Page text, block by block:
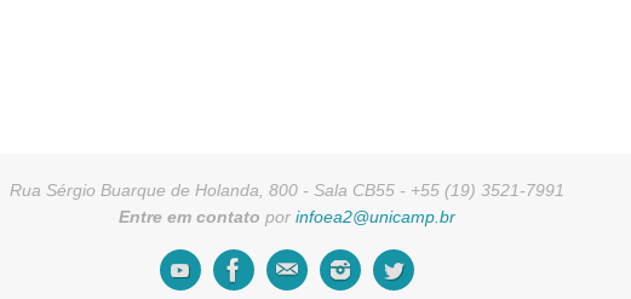
Rua Sérgio Buarque de Holanda, 800 - Sala CB55 - +55 (19) 3521-7991
Entre em contato por infoea2@unicamp.br